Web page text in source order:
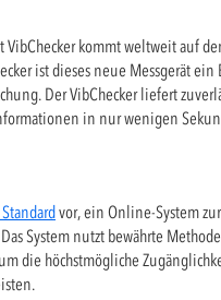
VibChecker kommt weltweit auf
ist dieses neue Messgerät ein
Der VibChecker liefert
in nur wenigen
vor, ein Online-System zur
System nutzt bewährte
die höchstmögliche